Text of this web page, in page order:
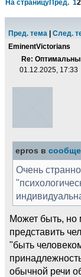
На страницуПред. 12
Пред. тема
След.
EminentVictorians
Re:
01.12.2025, 17:33
epros в
Очень
Может быть, но
представить
"быть
обычной речи